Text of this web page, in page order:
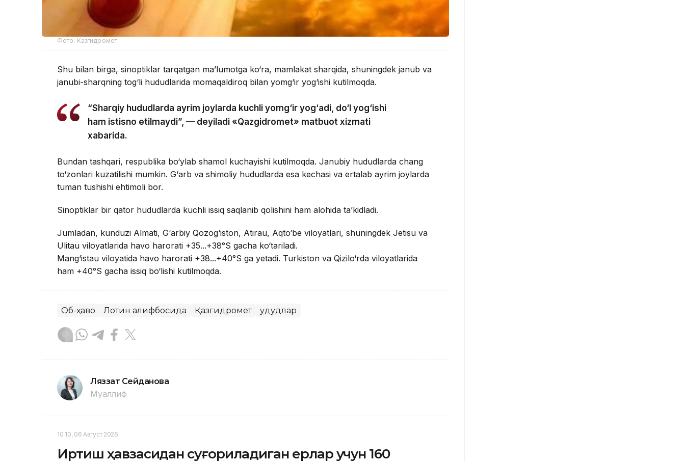
Фото: Казгидромет
Shu bilan birga, sinoptiklar tarqatgan ma’lumotga ko‘ra, mamlakat sharqida, shuningdek janub va
janubi-sharqning tog‘li hududlarida momaqaldiroq bilan yomg‘ir yog‘ishi kutilmoqda.
“Sharqiy hududlarda ayrim joylarda kuchli yomg‘ir yog‘adi, do‘l yog‘ishi
ham istisno etilmaydi”, — deyiladi «Qazgidromet» matbuot xizmati
xabarida.
Bundan tashqari, respublika bo‘ylab shamol kuchayishi kutilmoqda. Janubiy hududlarda chang
to‘zonlari kuzatilishi mumkin. G‘arb va shimoliy hududlarda esa kechasi va ertalab ayrim joylarda
tuman tushishi ehtimoli bor.
Sinoptiklar bir qator hududlarda kuchli issiq saqlanib qolishini ham alohida ta’kidladi.
Jumladan, kunduzi Almati, G‘arbiy Qozog‘iston, Atirau, Aqto‘be viloyatlari, shuningdek Jetisu va
Ulitau viloyatlarida havo harorati +35...+38°S gacha ko‘tariladi.
Mang‘istau viloyatida havo harorati +38...+40°S ga yetadi. Turkiston va Qizilo‘rda viloyatlarida
ham +40°S gacha issiq bo‘lishi kutilmoqda.
Об-ҳаво Лотин алифбосида Қазгидромет Ҳудудлар
Ляззат Сейданова
Муаллиф
10:10, 06 Август 2026
Иртиш ҳавзасидан суғориладиган ерлар учун 160